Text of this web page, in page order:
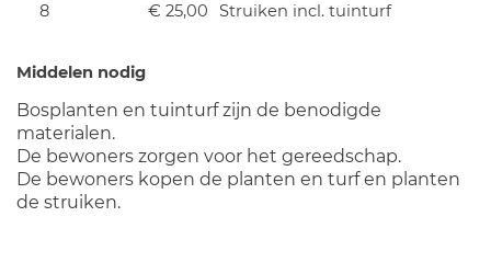
8
€ 25,00 Struiken incl. tuinturf
Middelen nodig
Bosplanten en tuinturf zijn de benodigde
materialen.
De bewoners zorgen voor het gereedschap.
De bewoners kopen de planten en turf en planten
de struiken.